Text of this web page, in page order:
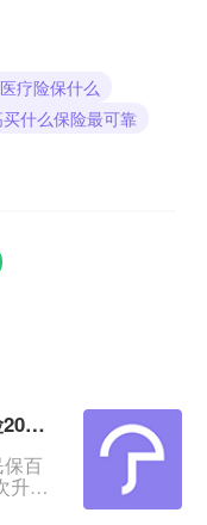
疗险保什么
什么保险最可靠
带病投保惊喜！众民保百万医疗险2026五大亮点
百
升